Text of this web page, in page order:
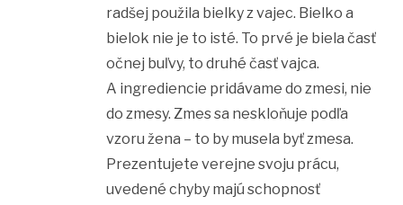
radšej použila bielky z vajec. Bielko a
bielok nie je to isté. To prvé je biela časť
očnej buľvy, to druhé časť vajca.
A ingrediencie pridávame do zmesi, nie
do zmesy. Zmes sa neskloňuje podľa
vzoru žena – to by musela byť zmesa.
Prezentujete verejne svoju prácu,
uvedené chyby majú schopnosť